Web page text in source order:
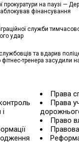
прокуратури на паузі —
фінансування
служби
удар
та вдарив
тренера засудили
Права
Права
Право